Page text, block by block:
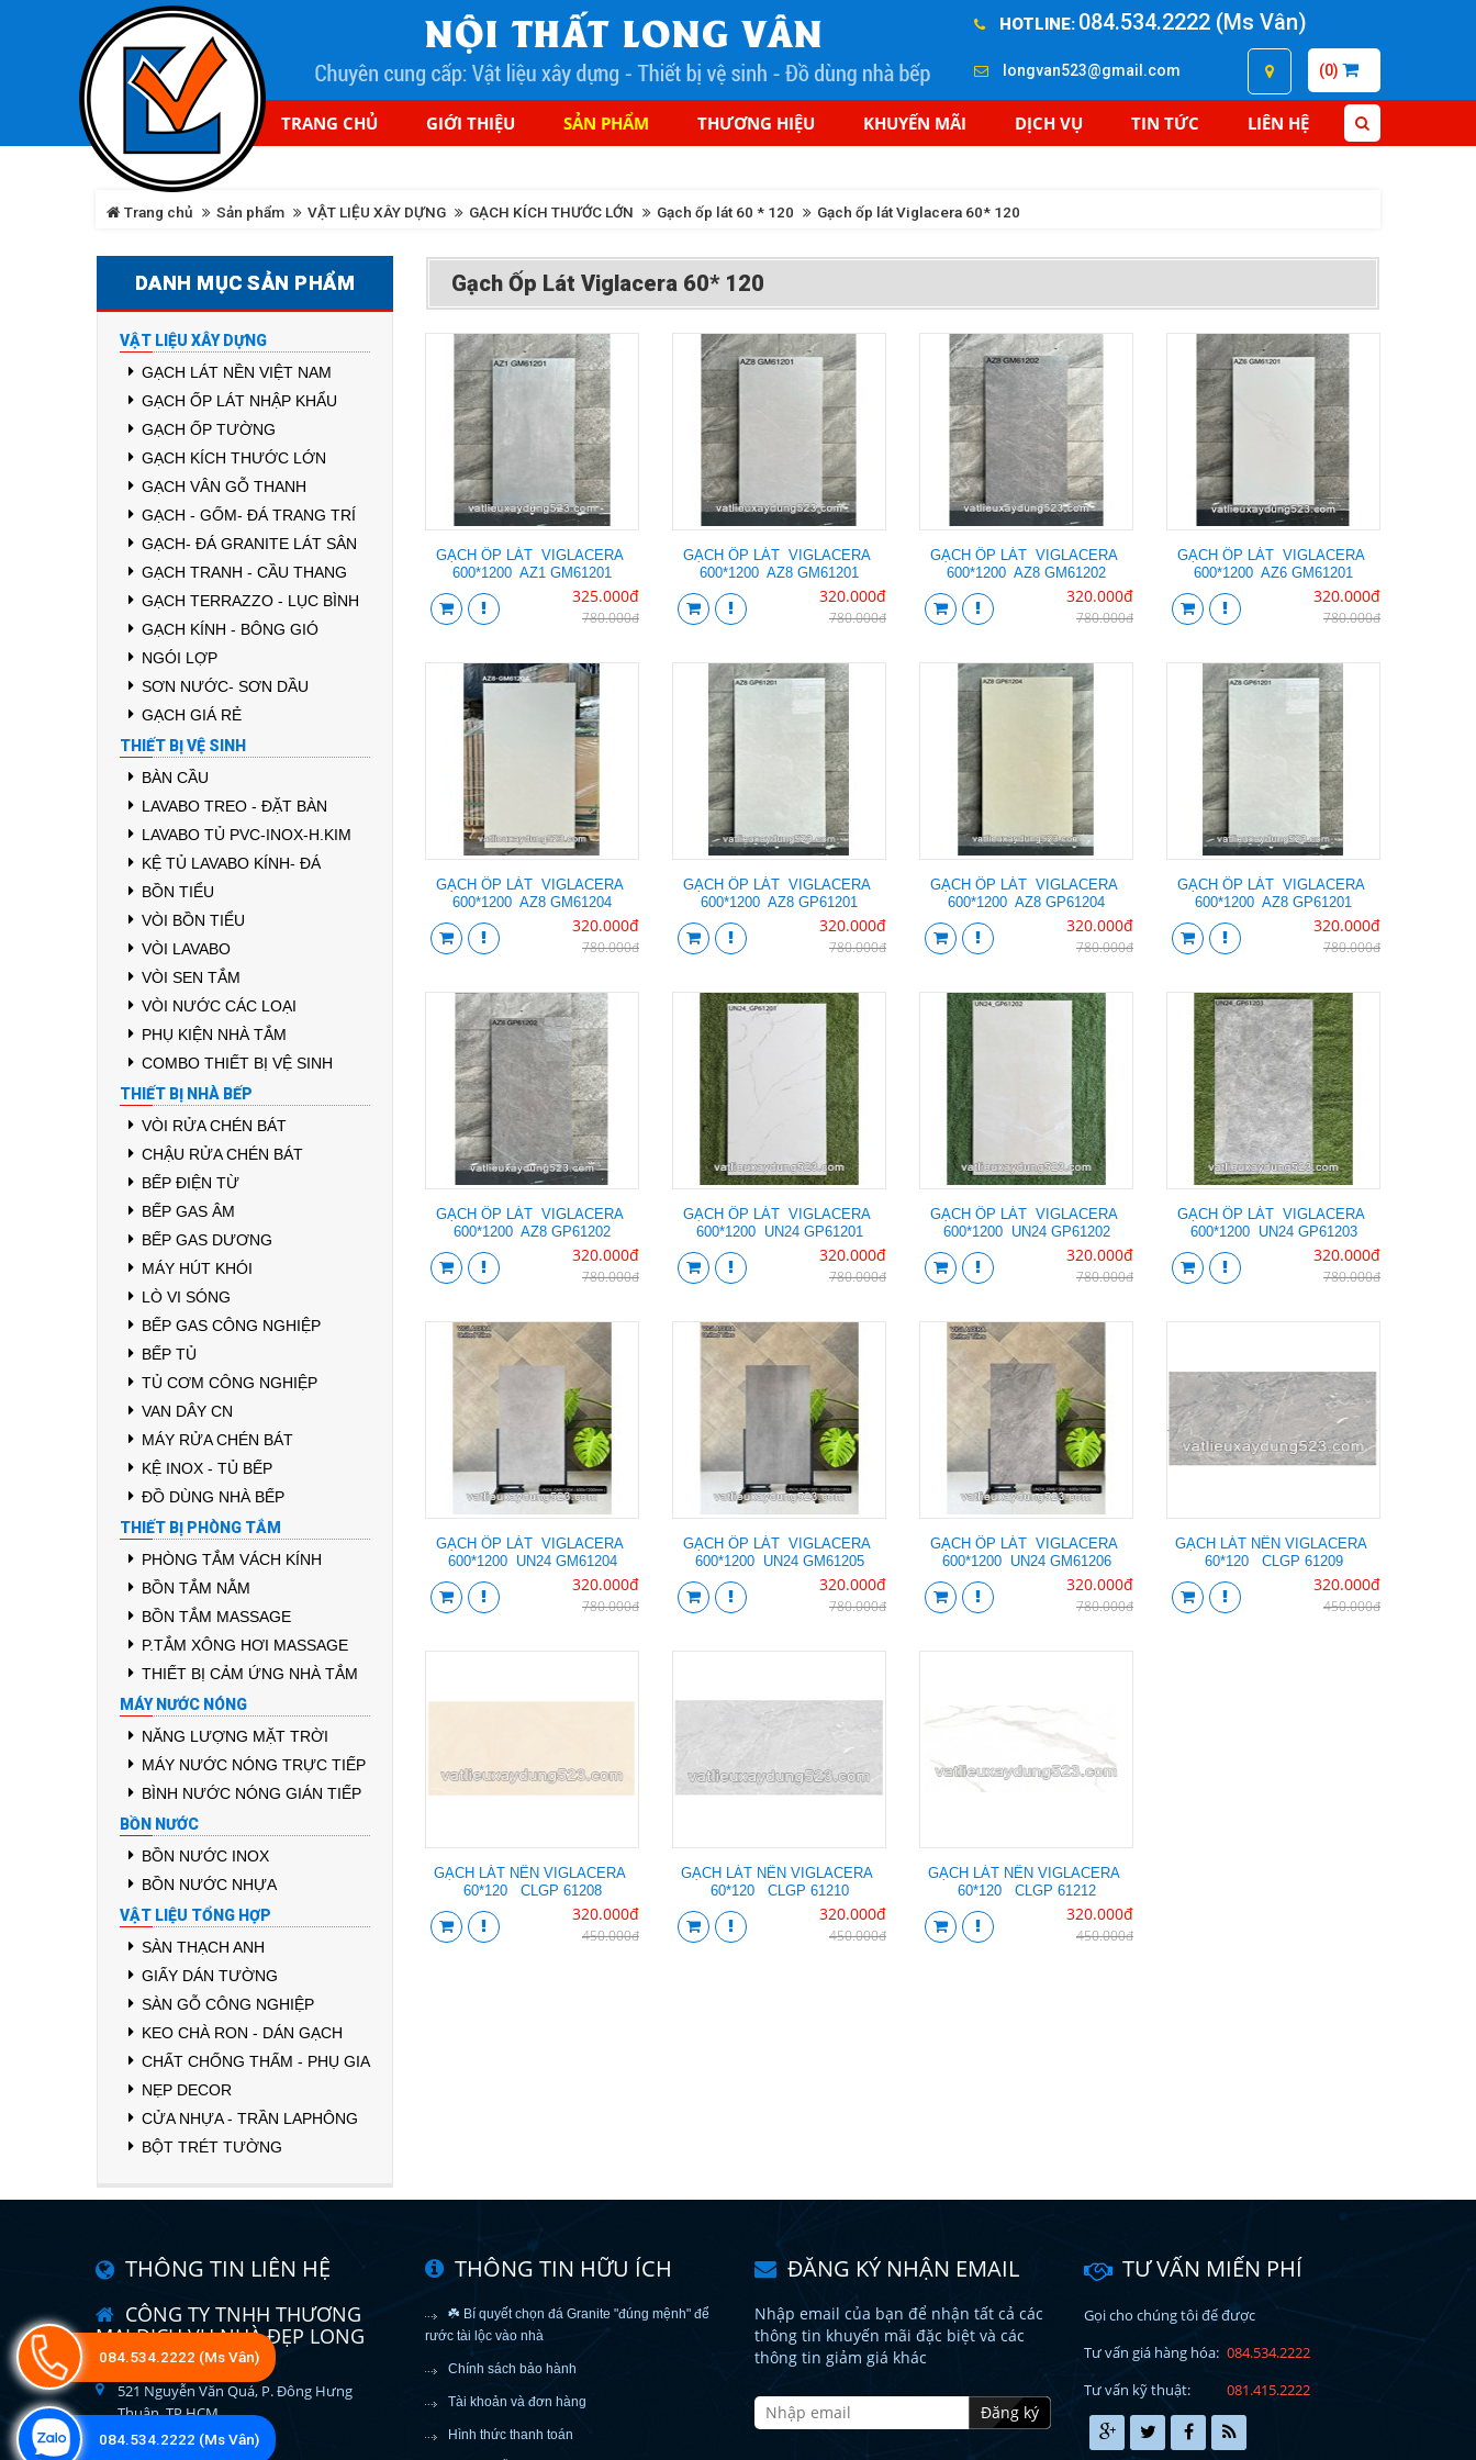
HOTLINE: 084.534.2222 (Ms Vân)
longvan523@gmail.com (0)
TRANG CHỦ GIỚI THIỆU SẢN PHẨM THƯƠNG HIỆU KHUYẾN MÃI DỊCH VỤ TIN TỨC LIÊN HỆ
Trang chủ Sản phẩm VẬT LIỆU XÂY DỰNG GẠCH KÍCH THƯỚC LỚN Gạch ốp lát 60 * 120 Gạch ốp lát Viglacera 60* 120
DANH MỤC SẢN PHẨM
VẬT LIỆU XÂY DỰNG
GẠCH LÁT NỀN VIỆT NAM
GẠCH ỐP LÁT NHẬP KHẨU
GẠCH ỐP TƯỜNG
GẠCH KÍCH THƯỚC LỚN
GẠCH VÂN GỖ THANH
GẠCH - GỐM- ĐÁ TRANG TRÍ
GẠCH- ĐÁ GRANITE LÁT SÂN
GẠCH TRANH - CẦU THANG
GẠCH TERRAZZO - LỤC BÌNH
GẠCH KÍNH - BÔNG GIÓ
NGÓI LỢP
SƠN NƯỚC- SƠN DẦU
GẠCH GIÁ RẺ
THIẾT BỊ VỆ SINH
BÀN CẦU
LAVABO TREO - ĐẶT BÀN
LAVABO TỦ PVC-INOX-H.KIM
KỆ TỦ LAVABO KÍNH- ĐÁ
BỒN TIỂU
VÒI BỒN TIỂU
VÒI LAVABO
VÒI SEN TẮM
VÒI NƯỚC CÁC LOẠI
PHỤ KIỆN NHÀ TẮM
COMBO THIẾT BỊ VỆ SINH
THIẾT BỊ NHÀ BẾP
VÒI RỬA CHÉN BÁT
CHẬU RỬA CHÉN BÁT
BẾP ĐIỆN TỪ
BẾP GAS ÂM
BẾP GAS DƯƠNG
MÁY HÚT KHÓI
LÒ VI SÓNG
BẾP GAS CÔNG NGHIỆP
BẾP TỦ
TỦ CƠM CÔNG NGHIỆP
VAN DÂY CN
MÁY RỬA CHÉN BÁT
KỆ INOX - TỦ BẾP
ĐỒ DÙNG NHÀ BẾP
THIẾT BỊ PHÒNG TẮM
PHÒNG TẮM VÁCH KÍNH
BỒN TẮM NẰM
BỒN TẮM MASSAGE
P.TẮM XÔNG HƠI MASSAGE
THIẾT BỊ CẢM ỨNG NHÀ TẮM
MÁY NƯỚC NÓNG
NĂNG LƯỢNG MẶT TRỜI
MÁY NƯỚC NÓNG TRỰC TIẾP
BÌNH NƯỚC NÓNG GIÁN TIẾP
BỒN NƯỚC
BỒN NƯỚC INOX
BỒN NƯỚC NHỰA
VẬT LIỆU TỔNG HỢP
SÀN THẠCH ANH
GIẤY DÁN TƯỜNG
SÀN GỖ CÔNG NGHIỆP
KEO CHÀ RON - DÁN GẠCH
CHẤT CHỐNG THẤM - PHỤ GIA
NẸP DECOR
CỬA NHỰA - TRẦN LAPHÔNG
BỘT TRÉT TƯỜNG
Gạch Ốp Lát Viglacera 60* 120
GẠCH ỐP LÁT VIGLACERA
600*1200 AZ1 GM61201
325.000đ
780.000đ
GẠCH ỐP LÁT VIGLACERA
600*1200 AZ8 GM61201
320.000đ
780.000đ
GẠCH ỐP LÁT VIGLACERA
600*1200 AZ8 GM61202
320.000đ
780.000đ
GẠCH ỐP LÁT VIGLACERA
600*1200 AZ6 GM61201
320.000đ
780.000đ
GẠCH ỐP LÁT VIGLACERA
600*1200 AZ8 GM61204
320.000đ
780.000đ
GẠCH ỐP LÁT VIGLACERA
600*1200 AZ8 GP61201
320.000đ
780.000đ
GẠCH ỐP LÁT VIGLACERA
600*1200 AZ8 GP61204
320.000đ
780.000đ
GẠCH ỐP LÁT VIGLACERA
600*1200 AZ8 GP61201
320.000đ
780.000đ
GẠCH ỐP LÁT VIGLACERA
600*1200 AZ8 GP61202
320.000đ
780.000đ
GẠCH ỐP LÁT VIGLACERA
600*1200 UN24 GP61201
320.000đ
780.000đ
GẠCH ỐP LÁT VIGLACERA
600*1200 UN24 GP61202
320.000đ
780.000đ
GẠCH ỐP LÁT VIGLACERA
600*1200 UN24 GP61203
320.000đ
780.000đ
GẠCH ỐP LÁT VIGLACERA
600*1200 UN24 GM61204
320.000đ
780.000đ
GẠCH ỐP LÁT VIGLACERA
600*1200 UN24 GM61205
320.000đ
780.000đ
GẠCH ỐP LÁT VIGLACERA
600*1200 UN24 GM61206
320.000đ
780.000đ
GẠCH LÁT NỀN VIGLACERA
60*120 CLGP 61209
320.000đ
450.000đ
GẠCH LÁT NỀN VIGLACERA
60*120 CLGP 61208
320.000đ
450.000đ
GẠCH LÁT NỀN VIGLACERA
60*120 CLGP 61210
320.000đ
450.000đ
GẠCH LÁT NỀN VIGLACERA
60*120 CLGP 61212
320.000đ
450.000đ
THÔNG TIN LIÊN HỆ
CÔNG TY TNHH THƯƠNG
MẠI DỊCH VỤ NHÀ ĐẸP LONG
VÂN
521 Nguyễn Văn Quá, P. Đông Hưng
Thuận, TP.HCM
longvan523@gmail.com
THÔNG TIN HỮU ÍCH
☘️ Bí quyết chọn đá Granite "đúng mệnh" để
rước tài lộc vào nhà
Chính sách bảo hành
Tài khoản và đơn hàng
Hình thức thanh toán
ĐĂNG KÝ NHẬN EMAIL
Nhập email của bạn để nhận tất cả các
thông tin khuyến mãi đặc biệt và các
thông tin giảm giá khác
Đăng ký
TƯ VẤN MIẾN PHÍ
Gọi cho chúng tôi để được
Tư vấn giá hàng hóa: 084.534.2222
Tư vấn kỹ thuật:
081.415.2222
084.534.2222 (Ms Vân)
084.534.2222 (Ms Vân)